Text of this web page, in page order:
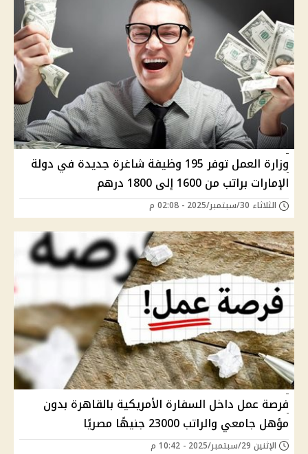
وزارة العمل توفر 195 وظيفة شاغرة جديدة في دولة
الإمارات براتب من 1600 إلى 1800 درهم
الثلاثاء 30/سبتمبر/2025 - 02:08 م
فرصة عمل داخل السفارة الأمريكية بالقاهرة بدون
مؤهل جامعي والراتب 23000 جنيهًا مصريًا
الإثنين 29/سبتمبر/2025 - 10:42 م